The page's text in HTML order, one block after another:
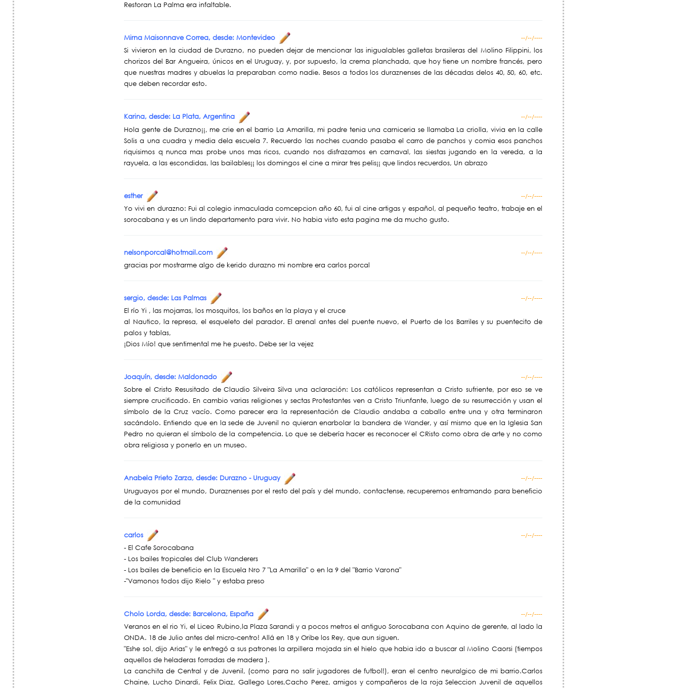
Restoran La Palma era infaltable.
Mirna Maisonnave Correa, desde: Montevideo --/--/----
Si vivieron en la ciudad de Durazno, no pueden dejar de mencionar las inigualables galletas brasileras del Molino Filippini, los
chorizos del Bar Angueira, únicos en el Uruguay, y, por supuesto, la crema planchada, que hoy tiene un nombre francés, pero
que nuestras madres y abuelas la preparaban como nadie. Besos a todos los duraznenses de las décadas delos 40, 50, 60, etc.
que deben recordar esto.
Karina, desde: La Plata, Argentina --/--/----
Hola gente de Durazno¡¡, me crie en el barrio La Amarilla, mi padre tenia una carniceria se llamaba La criolla, vivia en la calle
Solis a una cuadra y media dela escuela 7. Recuerdo las noches cuando pasaba el carro de panchos y comia esos panchos
riquisimos q nunca mas probe unos mas ricos, cuando nos disfrazamos en carnaval, las siestas jugando en la vereda, a la
rayuela, a las escondidas, las bailables¡¡ los domingos el cine a mirar tres pelis¡¡ que lindos recuerdos, Un abrazo
esther --/--/----
Yo vivi en durazno: Fui al colegio inmaculada comcepcion año 60, fui al cine artigas y español, al pequeño teatro, trabaje en el
sorocabana y es un lindo departamento para vivir. No habia visto esta pagina me da mucho gusto.
nelsonporcal@hotmail.com --/--/----
gracias por mostrarme algo de kerido durazno mi nombre era carlos porcal
sergio, desde: Las Palmas --/--/----
El río Yi , las mojarras, los mosquitos, los baños en la playa y el cruce
al Nautico, la represa, el esqueleto del parador. El arenal antes del puente nuevo, el Puerto de los Barriles y su puentecito de
palos y tablas,
¡Dios Mío! que sentimental me he puesto. Debe ser la vejez
Joaquín, desde: Maldonado --/--/----
Sobre el Cristo Resusitado de Claudio Silveira Silva una aclaración: Los católicos representan a Cristo sufriente, por eso se ve
siempre crucificado. En cambio varias religiones y sectas Protestantes ven a Cristo Triunfante, luego de su resurrección y usan el
símbolo de la Cruz vacío. Como parecer era la representación de Claudio andaba a caballo entre una y otra terminaron
sacándolo. Entiendo que en la sede de Juvenil no quieran enarbolar la bandera de Wander, y así mismo que en la Iglesia San
Pedro no quieran el símbolo de la competencia. Lo que se debería hacer es reconocer el CRisto como obra de arte y no como
obra religiosa y ponerlo en un museo.
Anabela Prieto Zarza, desde: Durazno - Uruguay --/--/----
Uruguayos por el mundo, Duraznenses por el resto del país y del mundo, contactense, recuperemos entramando para beneficio
de la comunidad
carlos --/--/----
- El Cafe Sorocabana
- Los bailes tropicales del Club Wanderers
- Los bailes de beneficio en la Escuela Nro 7 "La Amarilla" o en la 9 del "Barrio Varona"
-"Vamonos todos dijo Rielo " y estaba preso
Cholo Lorda, desde: Barcelona, España --/--/----
Veranos en el rio Yi, el Liceo Rubino,la Plaza Sarandi y a pocos metros el antiguo Sorocabana con Aquino de gerente, al lado la
ONDA. 18 de Julio antes del micro-centro! Allá en 18 y Oribe los Rey, que aun siguen.
"Eshe sol, dijo Arias" y le entregó a sus patrones la arpillera mojada sin el hielo que habia ido a buscar al Molino Caorsi (tiempos
aquellos de heladeras forradas de madera ).
La canchita de Central y de Juvenil, (como para no salir jugadores de futbol!), eran el centro neuralgico de mi barrio.Carlos
Chaine, Lucho Dinardi, Felix Diaz, Gallego Lores,Cacho Perez, amigos y compañeros de la roja Seleccion Juvenil de aquellos